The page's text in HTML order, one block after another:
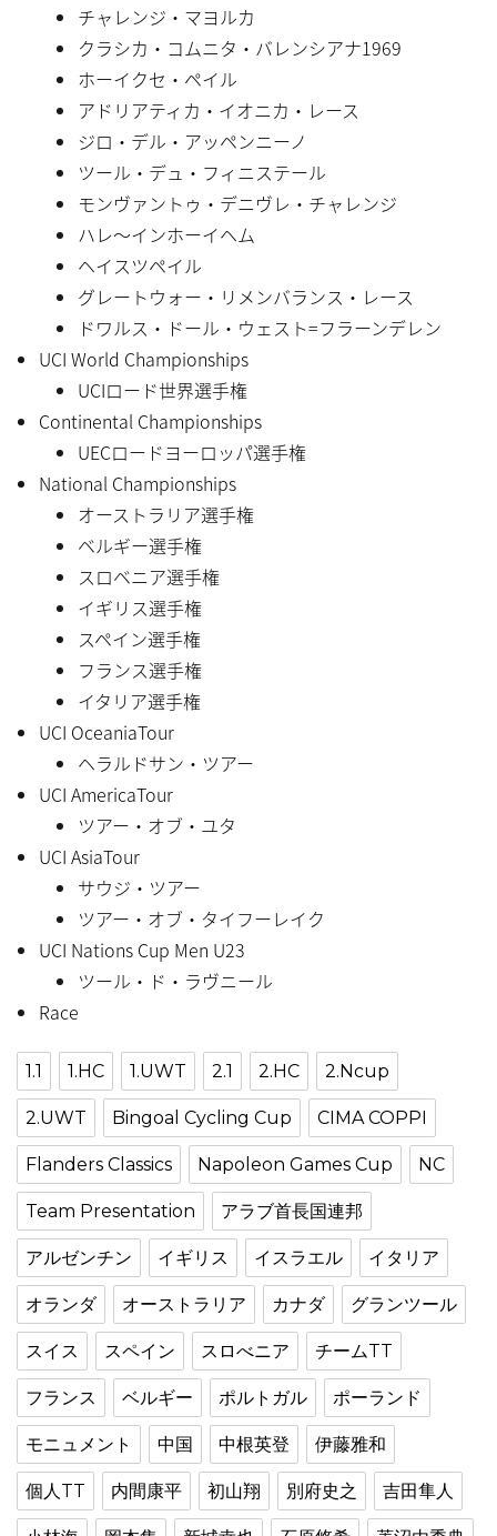
チャレンジ・マヨルカ
クラシカ・コムニタ・バレンシアナ1969
ホーイクセ・ペイル
アドリアティカ・イオニカ・レース
ジロ・デル・アッペンニーノ
ツール・デュ・フィニステール
モンヴァントゥ・デニヴレ・チャレンジ
ハレ〜インホーイヘム
ヘイスツペイル
グレートウォー・リメンバランス・レース
ドワルス・ドール・ウェスト=フラーンデレン
UCI World Championships
UCIロード世界選手権
Continental Championships
UECロードヨーロッパ選手権
National Championships
オーストラリア選手権
ベルギー選手権
スロベニア選手権
イギリス選手権
スペイン選手権
フランス選手権
イタリア選手権
UCI OceaniaTour
ヘラルドサン・ツアー
UCI AmericaTour
ツアー・オブ・ユタ
UCI AsiaTour
サウジ・ツアー
ツアー・オブ・タイフーレイク
UCI Nations Cup Men U23
ツール・ド・ラヴニール
Race
1.1 1.HC 1.UWT 2.1 2.HC 2.Ncup
2.UWT Bingoal Cycling Cup CIMA COPPI
Flanders Classics Napoleon Games Cup NC
Team Presentation アラブ首長国連邦
アルゼンチン イギリス イスラエル イタリア
オランダ オーストラリア カナダ グランツール
スイス スペイン スロべニア チームTT
フランス ベルギー ポルトガル ポーランド
モニュメント 中国 中根英登 伊藤雅和
個人TT 内間康平 初山翔 別府史之 吉田隼人